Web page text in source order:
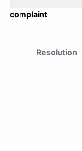
complaint
Resolution